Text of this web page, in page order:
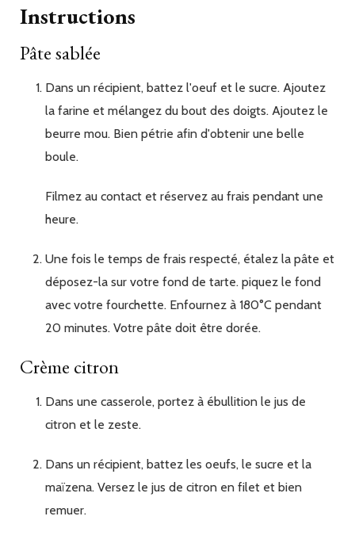
Instructions
Pâte sablée
Dans un récipient, battez l'oeuf et le sucre. Ajoutez
la farine et mélangez du bout des doigts. Ajoutez le
beurre mou. Bien pétrie afin d'obtenir une belle
boule.
Filmez au contact et réservez au frais pendant une
heure.
Une fois le temps de frais respecté, étalez la pâte et
déposez-la sur votre fond de tarte. piquez le fond
avec votre fourchette. Enfournez à 180°C pendant
20 minutes. Votre pâte doit être dorée.
Crème citron
Dans une casserole, portez à ébullition le jus de
citron et le zeste.
Dans un récipient, battez les oeufs, le sucre et la
maïzena. Versez le jus de citron en filet et bien
remuer.